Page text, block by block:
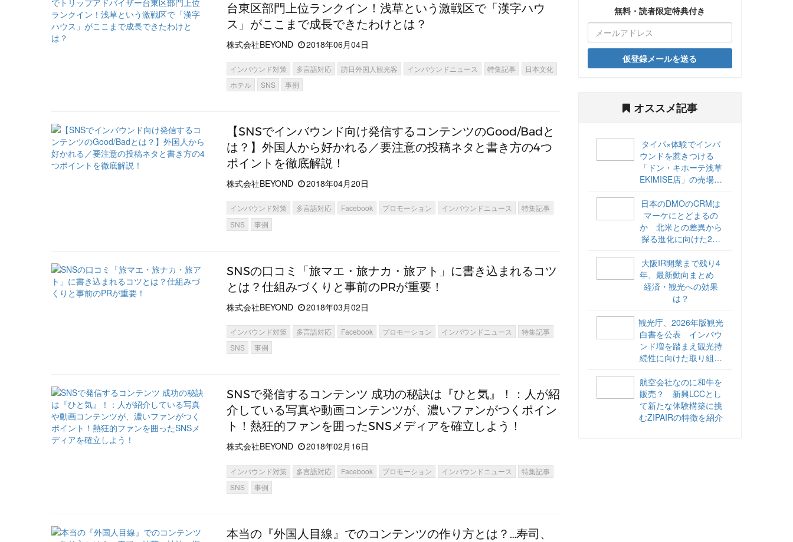
台東区部門上位ランクイン！浅草という激戦区で「漢字ハウ
ス」がここまで成長できたわけとは？
株式会社BEYOND 2018年06月04日
インバウンド対策 多言語対応 訪日外国人観光客 インバウンドニュース 特集記事
日本文化
ホテル
SNS 事例
【SNSでインバウンド向け発信するコンテンツのGood/Badと
は？】外国人から好かれる／要注意の投稿ネタと書き方の4つ
ポイントを徹底解説！
株式会社BEYOND 2018年04月20日
インバウンド対策 多言語対応 Facebook プロモーション インバウンドニュース
特集記事
SNS
事例
SNSの口コミ「旅マエ・旅ナカ・旅アト」に書き込まれるコツ
とは？仕組みづくりと事前のPRが重要！
株式会社BEYOND 2018年03月02日
インバウンド対策 多言語対応 Facebook プロモーション インバウンドニュース
特集記事
SNS
事例
SNSで発信するコンテンツ 成功の秘訣は『ひと気』！：人が紹
介している写真や動画コンテンツが、濃いファンがつくポイン
ト！熱狂的ファンを囲ったSNSメディアを確立しよう！
株式会社BEYOND 2018年02月16日
インバウンド対策 多言語対応 Facebook プロモーション インバウンドニュース
特集記事
SNS
事例
本当の『外国人目線』でのコンテンツの作り方とは？…寿司、
無料・読者限定特典付き
仮登録メールを送る
オススメ記事
タイパ×体験でインバ
ウンドを惹きつける
「ドン・キホーテ浅草
EKIMISE店」の売場づ
日本のDMOのCRMは
マーケにとどまるの
か 北米との差異から
探る進化に向けた2ス
海外DMOのリアル
vol.6】
大阪IR開業まで残り4
年、最新動向まとめ
経済・観光への効果
は？
観光庁、2026年版観光
白書を公表 インバウ
ンド増を踏まえ観光持
続性に向けた取り組み
航空会社なのに和牛を
販売？ 新興LCCとし
て新たな体験構築に挑
むZIPAIRの特徴を紹介